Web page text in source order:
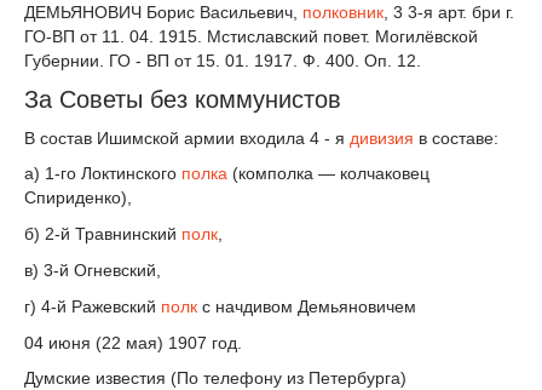
ДЕМЬЯНОВИЧ Борис Васильевич, полковник , 3 3-я арт. бри г.
ГО-ВП от 11. 04. 1915. Мстиславский повет. Могилёвской
Губернии. ГО - ВП от 15. 01. 1917. Ф. 400. Оп. 12.
За Советы без коммунистов
В состав Ишимской армии входила 4 - я дивизия в составе:
а) 1-го Локтинского полка (комполка — колчаковец
Спириденко),
б) 2-й Травнинский полк
в) 3-й Огневский,
г) 4-й Ражевский полк с начдивом Демьяновичем
04 июня (22 мая) 1907 год.
Думские известия (По телефону из Петербурга)